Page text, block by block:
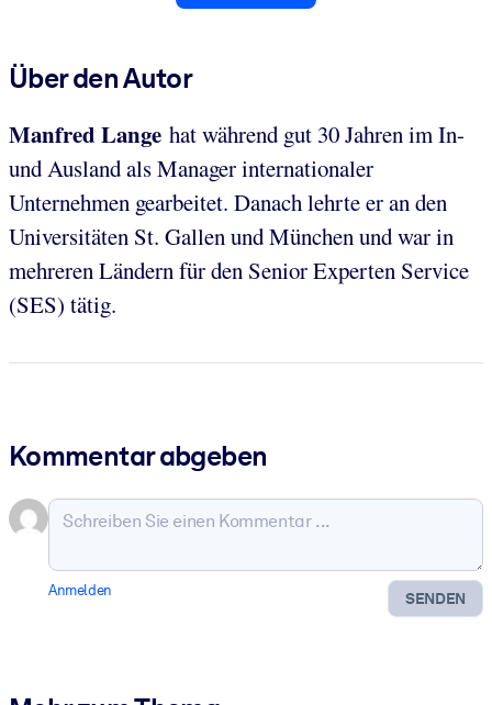
Über den Autor
Manfred Lange hat während gut 30 Jahren im In-
und Ausland als Manager internationaler
Unternehmen gearbeitet. Danach lehrte er an den
Universitäten St. Gallen und München und war in
mehreren Ländern für den Senior Experten Service
(SES) tätig.
Kommentar abgeben
SENDEN
Anmelden